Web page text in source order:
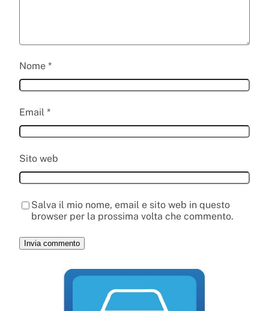
Nome *
Email *
Sito web
Salva il mio nome, email e sito web in questo
browser per la prossima volta che commento.